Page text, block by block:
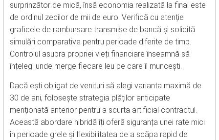
surprinzător de mică, însă economia realizată la final este
de ordinul zecilor de mii de euro. Verifică cu atenție
graficele de rambursare transmise de bancă și solicită
simulări comparative pentru perioade diferite de timp.
Controlul asupra propriei vieți financiare înseamnă să
înțelegi unde merge fiecare leu pe care îl muncești.
Dacă ești obligat de venituri să alegi varianta maximă de
30 de ani, folosește strategia plăților anticipate
menționată anterior pentru a scurta artificial contractul.
Această abordare hibridă îți oferă siguranța unei rate mici
în perioade grele și flexibilitatea de a scăpa rapid de